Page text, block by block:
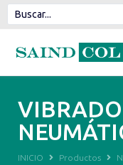
INICIO Productos